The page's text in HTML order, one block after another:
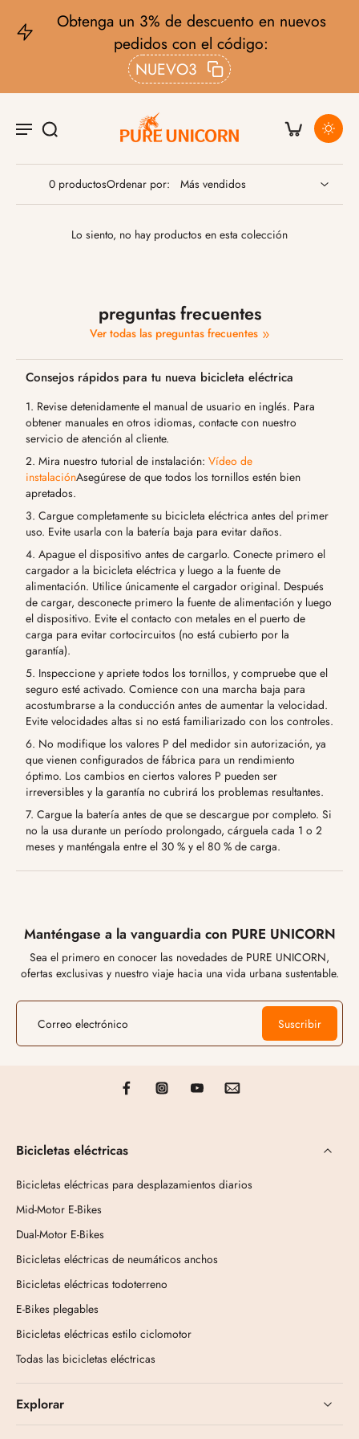
Obtenga un 3% de descuento en nuevos
pedidos con el código:
NUEVO3
0 productosOrdenar por:
Lo siento, no hay productos en esta colección
preguntas frecuentes
Ver todas las preguntas frecuentes
Consejos rápidos para tu nueva bicicleta eléctrica
1. Revise detenidamente el manual de usuario en inglés. Para
obtener manuales en otros idiomas, contacte con nuestro
servicio de atención al cliente.
2. Mira nuestro tutorial de instalación: Vídeo de
instalaciónAsegúrese de que todos los tornillos estén bien
apretados.
3. Cargue completamente su bicicleta eléctrica antes del primer
uso. Evite usarla con la batería baja para evitar daños.
4. Apague el dispositivo antes de cargarlo. Conecte primero el
cargador a la bicicleta eléctrica y luego a la fuente de
alimentación. Utilice únicamente el cargador original. Después
de cargar, desconecte primero la fuente de alimentación y luego
el dispositivo. Evite el contacto con metales en el puerto de
carga para evitar cortocircuitos (no está cubierto por la
garantía).
5. Inspeccione y apriete todos los tornillos, y compruebe que el
seguro esté activado. Comience con una marcha baja para
acostumbrarse a la conducción antes de aumentar la velocidad.
Evite velocidades altas si no está familiarizado con los controles.
6. No modifique los valores P del medidor sin autorización, ya
que vienen configurados de fábrica para un rendimiento
óptimo. Los cambios en ciertos valores P pueden ser
irreversibles y la garantía no cubrirá los problemas resultantes.
7. Cargue la batería antes de que se descargue por completo. Si
no la usa durante un período prolongado, cárguela cada 1 o 2
meses y manténgala entre el 30 % y el 80 % de carga.
Manténgase a la vanguardia con PURE UNICORN
Sea el primero en conocer las novedades de PURE UNICORN,
ofertas exclusivas y nuestro viaje hacia una vida urbana sustentable.
Correo electrónico Suscribir
Bicicletas eléctricas
Bicicletas eléctricas para desplazamientos diarios
Mid-Motor E-Bikes
Dual-Motor E-Bikes
Bicicletas eléctricas de neumáticos anchos
Bicicletas eléctricas todoterreno
E-Bikes plegables
Bicicletas eléctricas estilo ciclomotor
Todas las bicicletas eléctricas
Explorar